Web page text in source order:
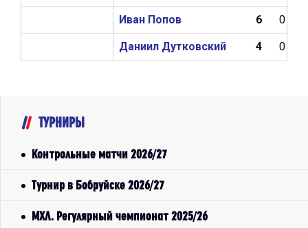
Иван Попов 6 0
Даниил Дутковский 4 0
ТУРНИРЫ
Контрольные матчи 2026/27
Турнир в Бобруйске 2026/27
МХЛ. Регулярный чемпионат 2025/26